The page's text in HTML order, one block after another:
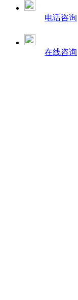
电话咨询
在线咨询